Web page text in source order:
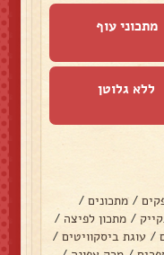
מתכוני עוף
ללא גלוטן
/ מתכונים /
/ מתכון לפיצה /
/ עוגת ביסקוויטים /